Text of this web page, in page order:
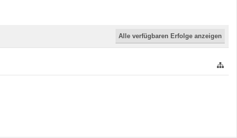
Alle verfügbaren Erfolge anzeigen